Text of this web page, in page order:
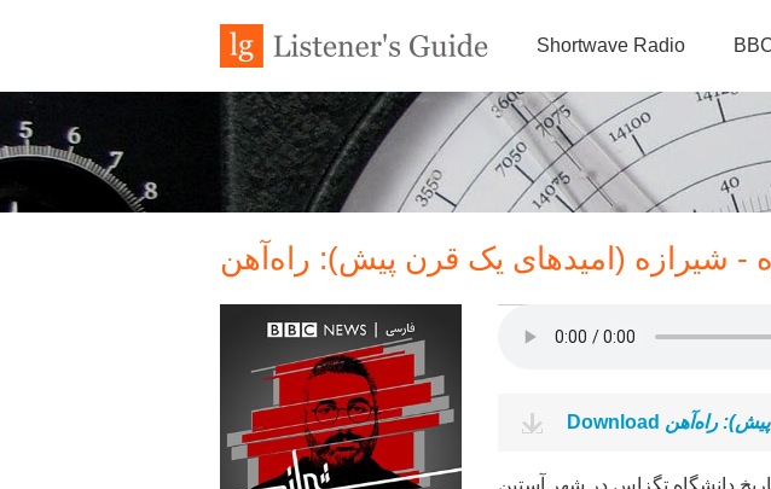
Shortwave Radio
- شیرازه (امیدهای یک قرن پیش): راه‌آهن
Download راه‌آهن